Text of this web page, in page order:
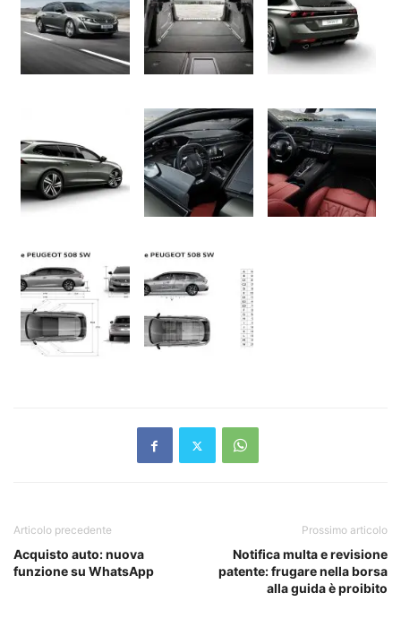
Articolo precedente
Acquisto auto: nuova
funzione su WhatsApp
Prossimo articolo
Notifica multa e revisione
patente: frugare nella borsa
alla guida è proibito